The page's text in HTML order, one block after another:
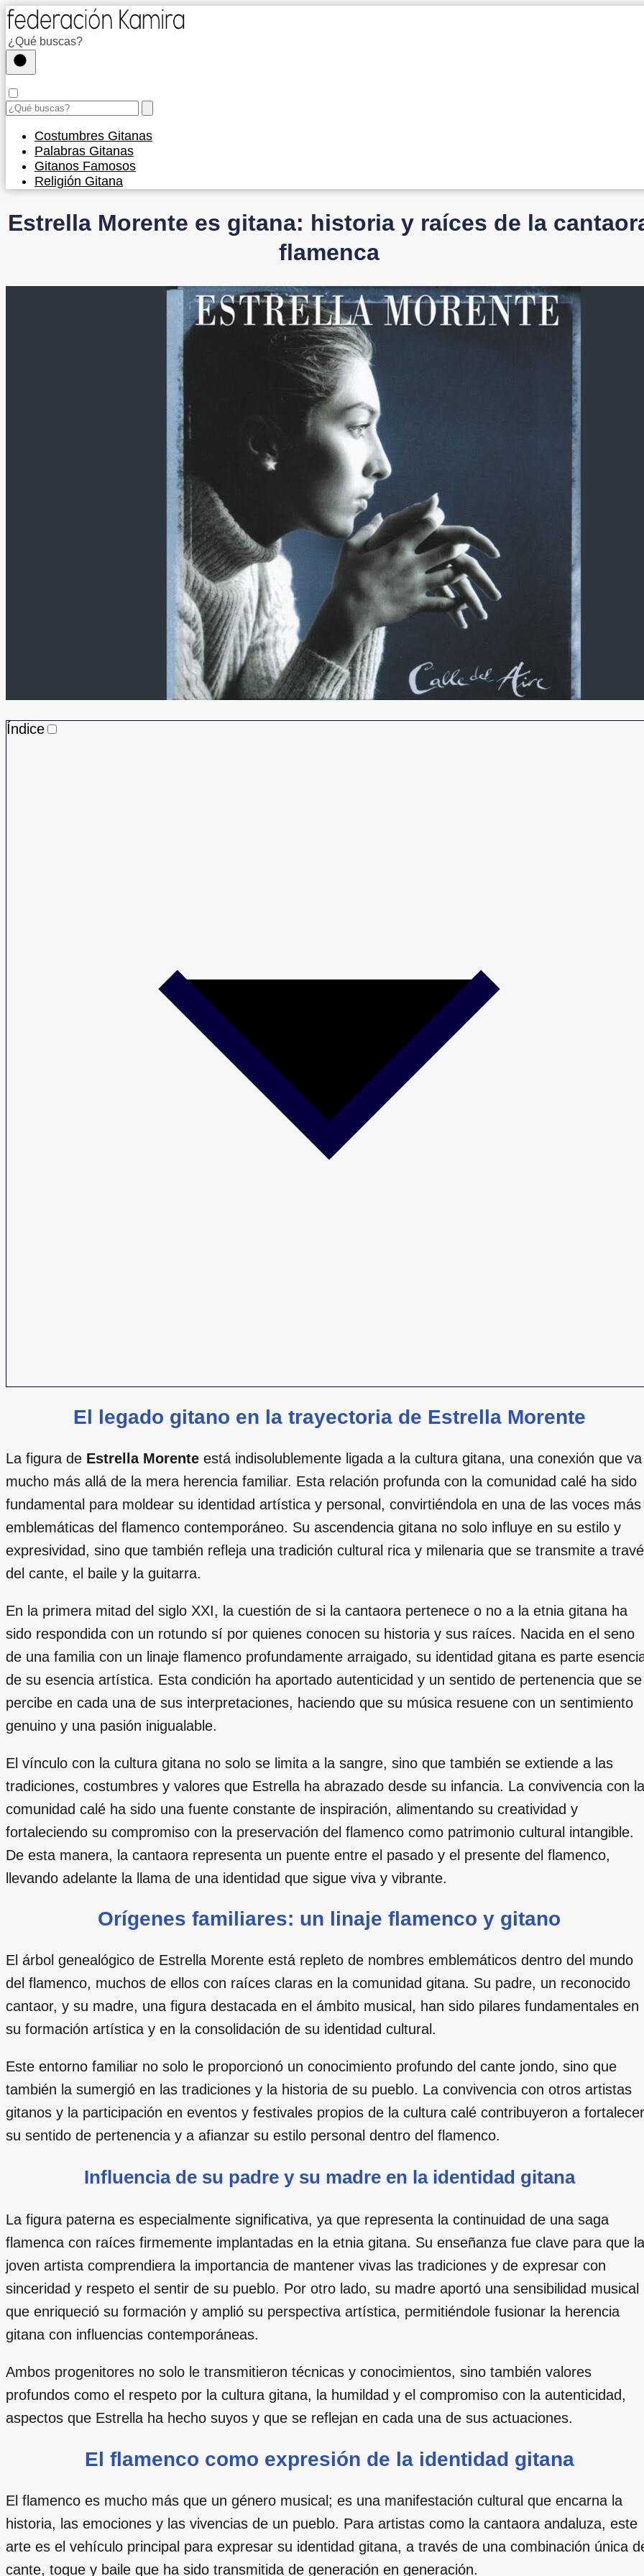
Costumbres Gitanas
Palabras Gitanas
Gitanos Famosos
Religión Gitana
Estrella Morente es gitana: historia y raíces de la
flamenca
Índice
El legado gitano en la trayectoria de Estrella Morente
La figura de Estrella Morente está indisolublemente ligada a la cultura gitana, una conexión que va
mucho más allá de la mera herencia familiar. Esta relación profunda con la comunidad calé ha sido
fundamental para moldear su identidad artística y personal, convirtiéndola en una de las voces más
emblemáticas del flamenco contemporáneo. Su ascendencia gitana no solo influye en su estilo y
expresividad, sino que también refleja una tradición cultural rica y milenaria que se transmite a
del cante, el baile y la guitarra.
En la primera mitad del siglo XXI, la cuestión de si la cantaora pertenece o no a la etnia gitana ha
sido respondida con un rotundo sí por quienes conocen su historia y sus raíces. Nacida en el seno
de una familia con un linaje flamenco profundamente arraigado, su identidad gitana es parte
de su esencia artística. Esta condición ha aportado autenticidad y un sentido de pertenencia que se
percibe en cada una de sus interpretaciones, haciendo que su música resuene con un sentimiento
genuino y una pasión inigualable.
El vínculo con la cultura gitana no solo se limita a la sangre, sino que también se extiende a las
tradiciones, costumbres y valores que Estrella ha abrazado desde su infancia. La convivencia con la
comunidad calé ha sido una fuente constante de inspiración, alimentando su creatividad y
fortaleciendo su compromiso con la preservación del flamenco como patrimonio cultural intangible.
De esta manera, la cantaora representa un puente entre el pasado y el presente del flamenco,
llevando adelante la llama de una identidad que sigue viva y vibrante.
Orígenes familiares: un linaje flamenco y gitano
El árbol genealógico de Estrella Morente está repleto de nombres emblemáticos dentro del mundo
del flamenco, muchos de ellos con raíces claras en la comunidad gitana. Su padre, un reconocido
cantaor, y su madre, una figura destacada en el ámbito musical, han sido pilares fundamentales en
su formación artística y en la consolidación de su identidad cultural.
Este entorno familiar no solo le proporcionó un conocimiento profundo del cante jondo, sino que
también la sumergió en las tradiciones y la historia de su pueblo. La convivencia con otros artistas
gitanos y la participación en eventos y festivales propios de la cultura calé contribuyeron a fortalecer
su sentido de pertenencia y a afianzar su estilo personal dentro del flamenco.
Influencia de su padre y su madre en la identidad gitana
La figura paterna es especialmente significativa, ya que representa la continuidad de una saga
flamenca con raíces firmemente implantadas en la etnia gitana. Su enseñanza fue clave para que la
joven artista comprendiera la importancia de mantener vivas las tradiciones y de expresar con
sinceridad y respeto el sentir de su pueblo. Por otro lado, su madre aportó una sensibilidad musical
que enriqueció su formación y amplió su perspectiva artística, permitiéndole fusionar la herencia
gitana con influencias contemporáneas.
Ambos progenitores no solo le transmitieron técnicas y conocimientos, sino también valores
profundos como el respeto por la cultura gitana, la humildad y el compromiso con la autenticidad,
aspectos que Estrella ha hecho suyos y que se reflejan en cada una de sus actuaciones.
El flamenco como expresión de la identidad gitana
El flamenco es mucho más que un género musical; es una manifestación cultural que encarna la
historia, las emociones y las vivencias de un pueblo. Para artistas como la cantaora andaluza, este
arte es el vehículo principal para expresar su identidad gitana, a través de una combinación única
cante, toque y baile que ha sido transmitida de generación en generación.